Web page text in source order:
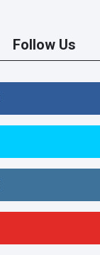
Follow Us